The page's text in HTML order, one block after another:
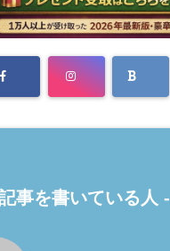
事を書いている人 -